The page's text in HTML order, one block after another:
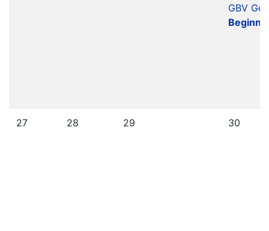
GBV
Beginn:
27 28 29 30